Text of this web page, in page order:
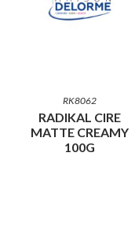
RK8062
RADIKAL CIRE
MATTE CREAMY
100G